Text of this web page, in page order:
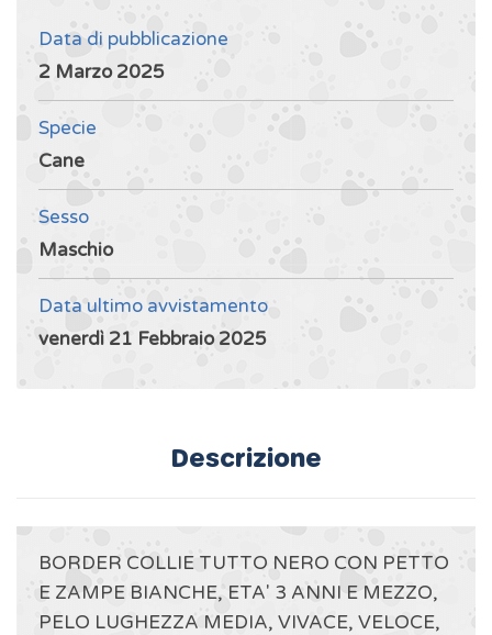
Data di pubblicazione
2 Marzo 2025
Specie
Cane
Sesso
Maschio
Data ultimo avvistamento
venerdì 21 Febbraio 2025
Descrizione
BORDER COLLIE TUTTO NERO CON PETTO
E ZAMPE BIANCHE, ETA' 3 ANNI E MEZZO,
PELO LUGHEZZA MEDIA, VIVACE, VELOCE,